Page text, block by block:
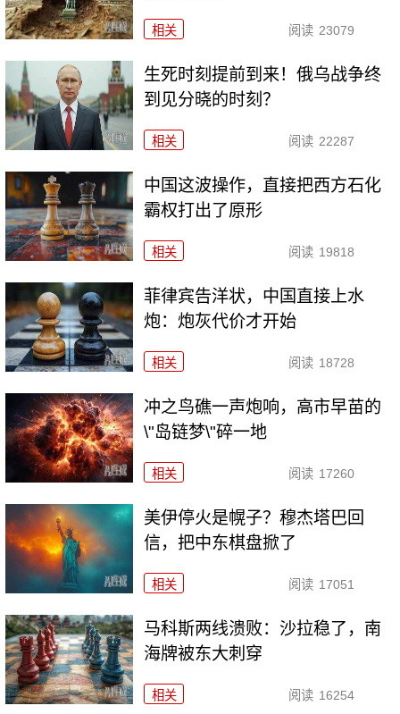
相关 阅读 23079
生死时刻提前到来！俄乌战争终
到见分晓的时刻？
相关 阅读 22287
中国这波操作，直接把西方石化
霸权打出了原形
相关 阅读 19818
菲律宾告洋状，中国直接上水
炮：炮灰代价才开始
相关 阅读 18728
冲之鸟礁一声炮响，高市早苗的
\"岛链梦\"碎一地
相关 阅读 17260
美伊停火是幌子？穆杰塔巴回
信，把中东棋盘掀了
相关 阅读 17051
马科斯两线溃败：沙拉稳了，南
海牌被东大刺穿
相关 阅读 16254